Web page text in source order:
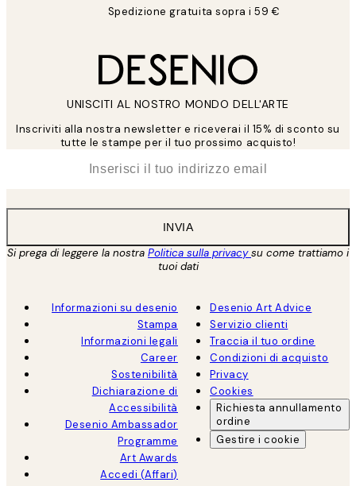
Spedizione gratuita sopra i 59 €
UNISCITI AL NOSTRO MONDO DELL'ARTE
Inscriviti alla nostra newsletter e riceverai il 15% di sconto su
tutte le stampe per il tuo prossimo acquisto!
INVIA
Si prega di leggere la nostra Politica sulla privacysu come trattiamo i
tuoi dati
Informazioni su desenio
Stampa
Informazioni legali
Career
Sostenibilità
Dichiarazione di
Accessibilità
Desenio Ambassador
Programme
Art Awards
Accedi (Affari)
Desenio Art Advice
Servizio clienti
Traccia il tuo ordine
Condizioni di acquisto
Privacy
Cookies
Richiesta annullamento
ordine
Gestire i cookie